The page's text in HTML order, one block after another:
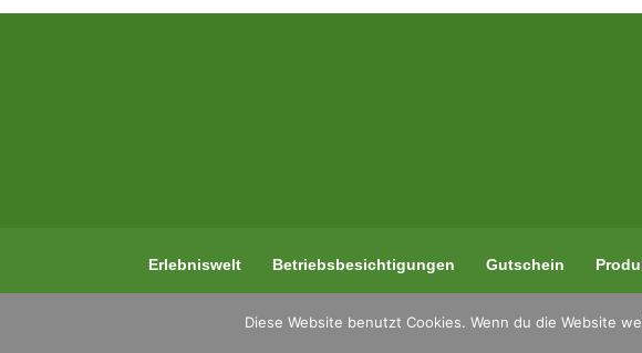
Erlebniswelt Betriebsbesichtigungen Gutschein
Diese Website benutzt Cookies. Wenn du die Website